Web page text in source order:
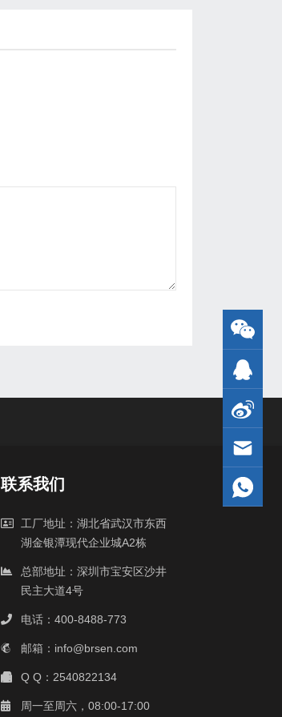
联系我们
工厂地址：湖北省武汉市东西
湖金银潭现代企业城A2栋
总部地址：深圳市宝安区沙井
民主大道4号
电话：400-8488-773
邮箱：info@brsen.com
Q Q：2540822134
周一至周六，08:00-17:00